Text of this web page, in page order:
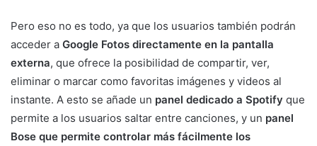
Pero eso no es todo, ya que los usuarios también podrán
acceder a Google Fotos directamente en la pantalla
externa, que ofrece la posibilidad de compartir, ver,
eliminar o marcar como favoritas imágenes y videos al
instante. A esto se añade un panel dedicado a Spotify que
permite a los usuarios saltar entre canciones, y un panel
Bose que permite controlar más fácilmente los